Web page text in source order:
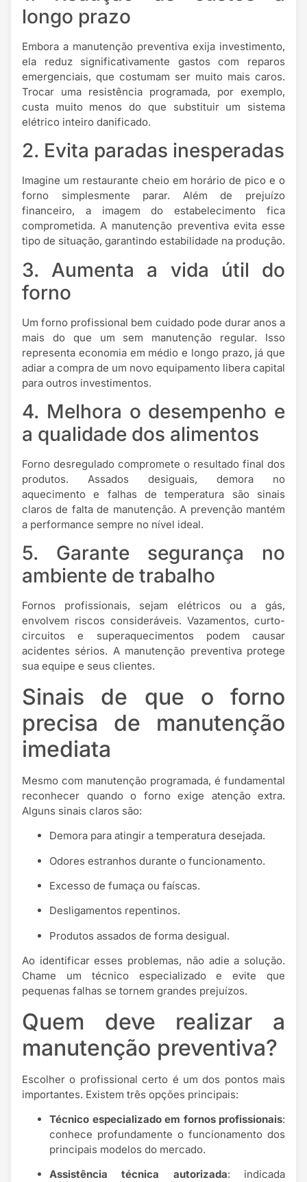
longo prazo
Embora a manutenção preventiva exija investimento,
ela reduz significativamente gastos com reparos
emergenciais, que costumam ser muito mais caros.
Trocar uma resistência programada, por exemplo,
custa muito menos do que substituir um sistema
elétrico inteiro danificado.
2. Evita paradas inesperadas
Imagine um restaurante cheio em horário de pico e o
forno simplesmente parar. Além de prejuízo
financeiro, a imagem do estabelecimento fica
comprometida. A manutenção preventiva evita esse
tipo de situação, garantindo estabilidade na produção.
3. Aumenta a vida útil do
forno
Um forno profissional bem cuidado pode durar anos a
mais do que um sem manutenção regular. Isso
representa economia em médio e longo prazo, já que
adiar a compra de um novo equipamento libera capital
para outros investimentos.
4. Melhora o desempenho e
a qualidade dos alimentos
Forno desregulado compromete o resultado final dos
produtos. Assados desiguais, demora no
aquecimento e falhas de temperatura são sinais
claros de falta de manutenção. A prevenção mantém
a performance sempre no nível ideal.
5. Garante segurança no
ambiente de trabalho
Fornos profissionais, sejam elétricos ou a gás,
envolvem riscos consideráveis. Vazamentos, curto-
circuitos e superaquecimentos podem causar
acidentes sérios. A manutenção preventiva protege
sua equipe e seus clientes.
Sinais de que o forno
precisa de manutenção
imediata
Mesmo com manutenção programada, é fundamental
reconhecer quando o forno exige atenção extra.
Alguns sinais claros são:
Demora para atingir a temperatura desejada.
Odores estranhos durante o funcionamento.
Excesso de fumaça ou faíscas.
Desligamentos repentinos.
Produtos assados de forma desigual.
Ao identificar esses problemas, não adie a solução.
Chame um técnico especializado e evite que
pequenas falhas se tornem grandes prejuízos.
Quem deve realizar a
manutenção preventiva?
Escolher o profissional certo é um dos pontos mais
importantes. Existem três opções principais:
Técnico especializado em fornos profissionais:
conhece profundamente o funcionamento dos
principais modelos do mercado.
Assistência técnica autorizada: indicada